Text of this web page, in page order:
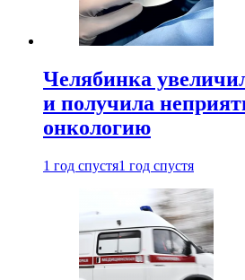
Челябинка
и получила
онкологию
1 год спустя1 год спустя